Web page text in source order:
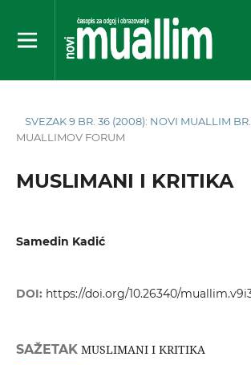
SVEZAK 9 BR. 36 (2008): NOVI MUALLIM
MUALLIMOV FORUM
MUSLIMANI I KRITIKA
Samedin Kadić
DOI: https://doi.org/10.26340/
SAŽETAKMUSLIMANI I KRITIKA